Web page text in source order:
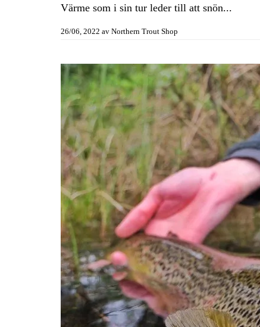
Värme som i sin tur leder till att snön...
26/06, 2022 av Northern Trout Shop